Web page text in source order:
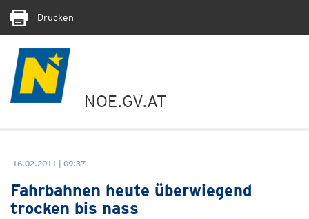
Drucken
NOE.GV.AT
16.02.2011 | 09:37
Fahrbahnen heute überwiegend
trocken bis nass